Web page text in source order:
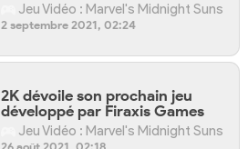
Jeu Vidéo : Marvel's Midnight Suns
2 septembre 2021, 02:24
2K dévoile son prochain jeu
développé par Firaxis Games
Jeu Vidéo : Marvel's Midnight Suns